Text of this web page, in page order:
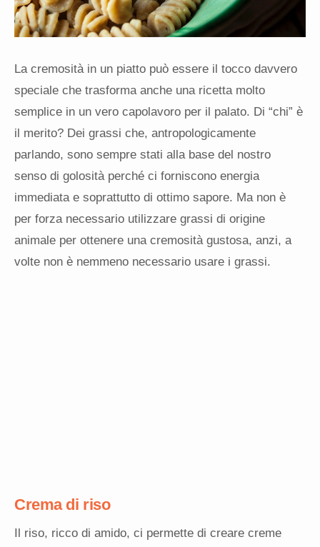
La cremosità in un piatto può essere il tocco davvero
speciale che trasforma anche una ricetta molto
semplice in un vero capolavoro per il palato. Di “chi” è
il merito? Dei grassi che, antropologicamente
parlando, sono sempre stati alla base del nostro
senso di golosità perché ci forniscono energia
immediata e soprattutto di ottimo sapore. Ma non è
per forza necessario utilizzare grassi di origine
animale per ottenere una cremosità gustosa, anzi, a
volte non è nemmeno necessario usare i grassi.
Crema di riso
Il riso, ricco di amido, ci permette di creare creme